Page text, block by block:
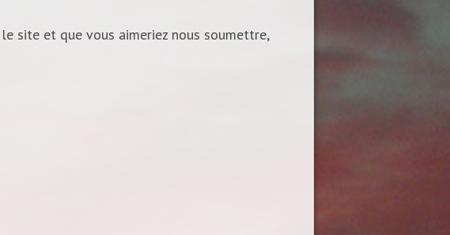
site et que vous aimeriez nous soumettre,